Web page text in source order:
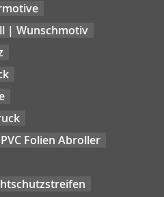
| Wunschmotiv
PVC Folien Abroller